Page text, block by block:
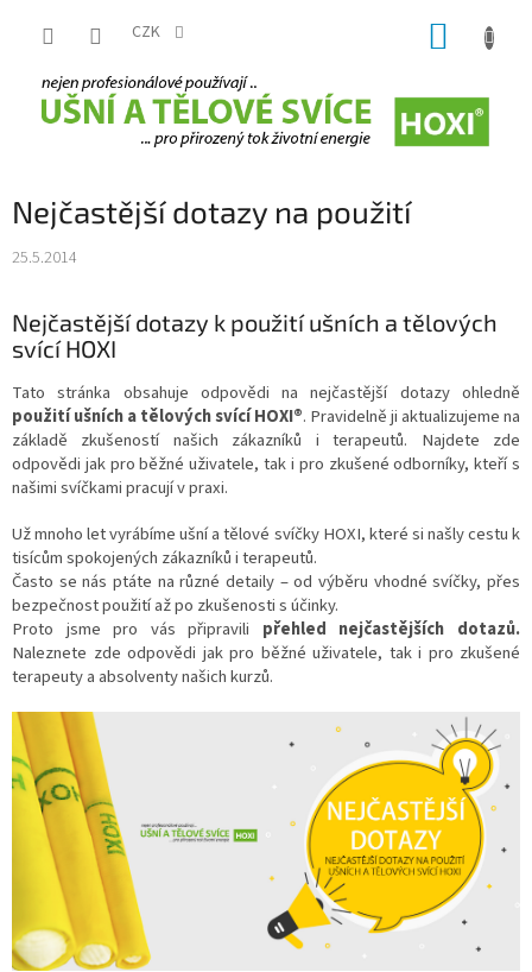
CZK
Nejčastější dotazy na použití
25.5.2014
Nejčastější dotazy k použití ušních a tělových
svící HOXI
Tato stránka obsahuje odpovědi na nejčastější dotazy ohledně
použití ušních a tělových svící HOXI®. Pravidelně ji aktualizujeme na
základě zkušeností našich zákazníků i terapeutů. Najdete zde
odpovědi jak pro běžné uživatele, tak i pro zkušené odborníky, kteří s
našimi svíčkami pracují v praxi.
Už mnoho let vyrábíme ušní a tělové svíčky HOXI, které si našly cestu k
tisícům spokojených zákazníků i terapeutů.
Často se nás ptáte na různé detaily – od výběru vhodné svíčky, přes
bezpečnost použití až po zkušenosti s účinky.
Proto jsme pro vás připravili přehled nejčastějších dotazů.
Naleznete zde odpovědi jak pro běžné uživatele, tak i pro zkušené
terapeuty a absolventy našich kurzů.